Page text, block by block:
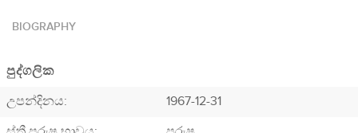
BIOGRAPHY
පුද්ගලික
උපන්දිනය:
1967-12-31